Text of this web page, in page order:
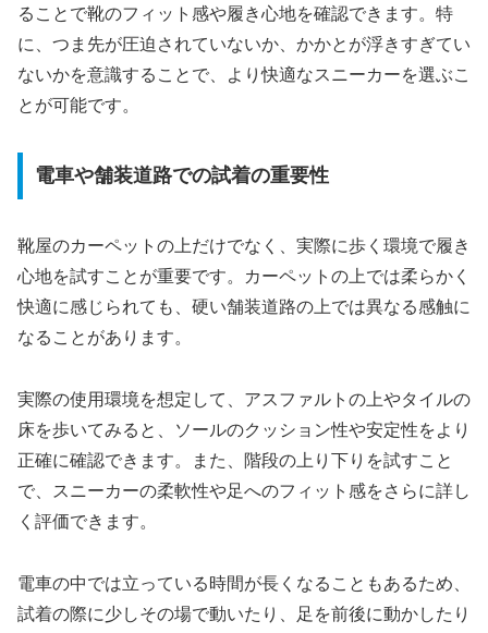
ることで靴のフィット感や履き心地を確認できます。特
に、つま先が圧迫されていないか、かかとが浮きすぎてい
ないかを意識することで、より快適なスニーカーを選ぶこ
とが可能です。
電車や舗装道路での試着の重要性
靴屋のカーペットの上だけでなく、実際に歩く環境で履き
心地を試すことが重要です。カーペットの上では柔らかく
快適に感じられても、硬い舗装道路の上では異なる感触に
なることがあります。
実際の使用環境を想定して、アスファルトの上やタイルの
床を歩いてみると、ソールのクッション性や安定性をより
正確に確認できます。また、階段の上り下りを試すこと
で、スニーカーの柔軟性や足へのフィット感をさらに詳し
く評価できます。
電車の中では立っている時間が長くなることもあるため、
試着の際に少しその場で動いたり、足を前後に動かしたり